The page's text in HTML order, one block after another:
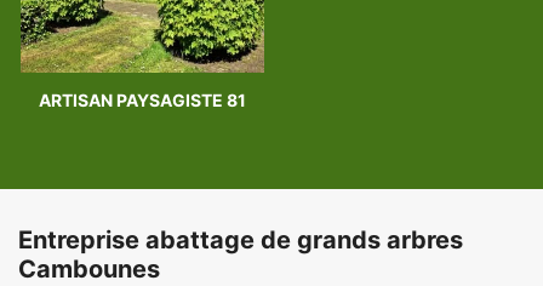
ARTISAN PAYSAGISTE 81
Entreprise abattage de grands arbres
Cambounes